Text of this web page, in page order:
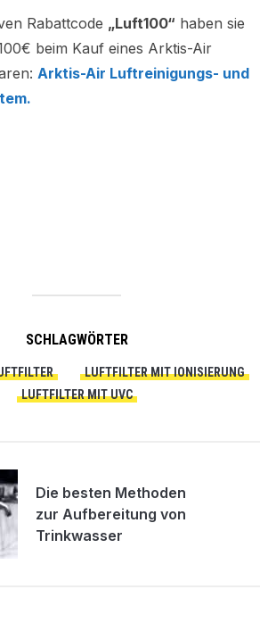
Rabattcode „Luft100“ haben sie
beim Kauf eines Arktis-Air
Arktis-Air Luftreinigungs- und
SCHLAGWÖRTER
LUFTFILTER MIT IONISIERUNG
LUFTFILTER MIT UVC
Die besten Methoden
zur Aufbereitung von
Trinkwasser